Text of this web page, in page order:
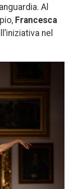
Al
Francesca
nel